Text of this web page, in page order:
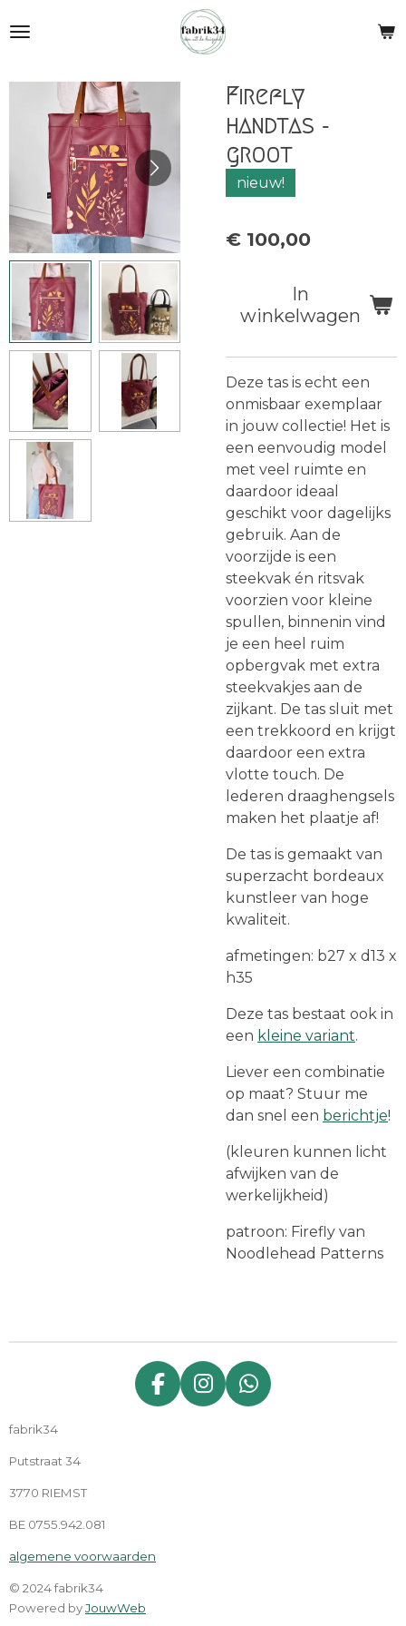
direct
de
hoofdinhoud
Firefly
handtas -
groot
nieuw!
€ 100,00
In
winkelwagen
Deze tas is echt een
onmisbaar exemplaar
in jouw collectie! Het is
een eenvoudig model
met veel ruimte en
daardoor ideaal
geschikt voor dagelijks
gebruik. Aan de
voorzijde is een
steekvak én ritsvak
voorzien voor kleine
spullen, binnenin vind
je een heel ruim
opbergvak met extra
steekvakjes aan de
zijkant. De tas sluit met
een trekkoord en krijgt
daardoor een extra
vlotte touch. De
lederen draaghengsels
maken het plaatje af!
De tas is gemaakt van
superzacht bordeaux
kunstleer van hoge
kwaliteit.
afmetingen: b27 x d13 x
h35
Deze tas bestaat ook in
een kleine variant.
Liever een combinatie
op maat? Stuur me
dan snel een berichtje!
(kleuren kunnen licht
afwijken van de
werkelijkheid)
patroon: Firefly van
Noodlehead Patterns
F
I
W
fabrik34
Putstraat 34
3770 RIEMST
BE 0755.942.081
algemene voorwaarden
© 2024 fabrik34
Powered byJouwWeb